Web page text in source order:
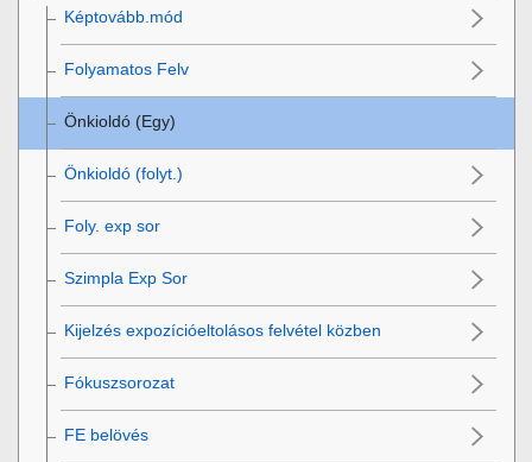
Képtovább.mód
Folyamatos Felv
Önkioldó (Egy)
Önkioldó (folyt.)
Foly. exp sor
Szimpla Exp Sor
Kijelzés expozícióeltolásos felvétel közben
Fókuszsorozat
FE belövés